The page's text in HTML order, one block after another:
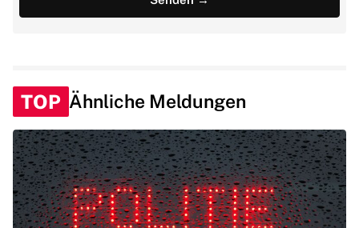
TOP Ähnliche Meldungen